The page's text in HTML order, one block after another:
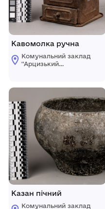
Кавомолка ручна
Комунальний заклад
''Арцизький
Арцизької міської
Казан пічний
Комунальний заклад